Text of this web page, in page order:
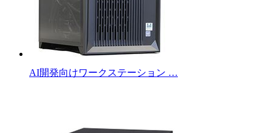
AI開発向けワークステーション …